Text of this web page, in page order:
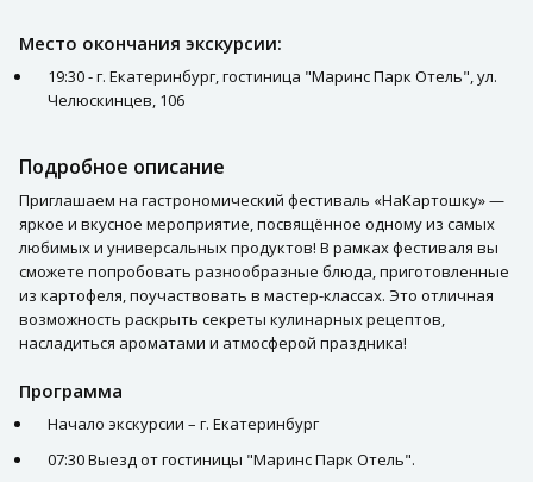
Место окончания экскурсии:
19:30 - г. Екатеринбург, гостиница "Маринс Парк Отель", ул.
Челюскинцев, 106
Подробное описание
Приглашаем на гастрономический фестиваль «НаКартошку» —
яркое и вкусное мероприятие, посвящённое одному из самых
любимых и универсальных продуктов! В рамках фестиваля вы
сможете попробовать разнообразные блюда, приготовленные
из картофеля, поучаствовать в мастер-классах. Это отличная
возможность раскрыть секреты кулинарных рецептов,
насладиться ароматами и атмосферой праздника!
Программа
Начало экскурсии – г. Екатеринбург
07:30 Выезд от гостиницы "Маринс Парк Отель".